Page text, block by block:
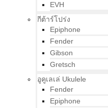
EVH
กีต้าร์โปร่ง
Epiphone
Fender
Gibson
Gretsch
อูคูเลเล่ Ukulele
Fender
Epiphone